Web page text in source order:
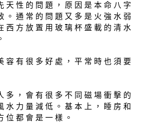
天 性 的 問 題 ， 原 因 是 本 命 八 字
。 通 常 的 問 題 又 多 是 火 強 水 弱
西 方 放 置 用 玻 璃 杯 盛 載 的 清 水
容 有 很 多 好 處 ， 平 常 時 也 須 要
多 ， 會 有 很 多 不 同 磁 場 衝 擊 的
水 力 量 減 低 。 基 本 上 ， 睡 房 和
位 都 會 是 一 樣 。